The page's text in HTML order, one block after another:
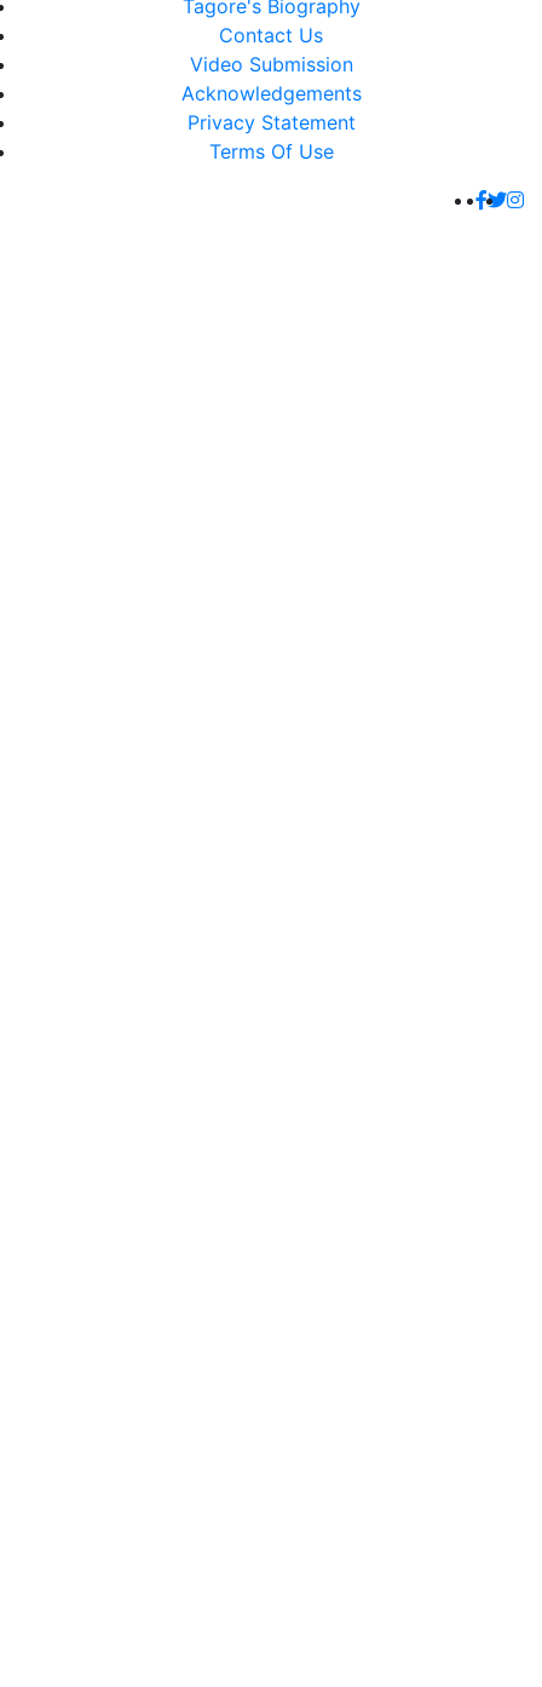
Tagore's Biography
Contact Us
Video Submission
Acknowledgements
Privacy Statement
Terms Of Use